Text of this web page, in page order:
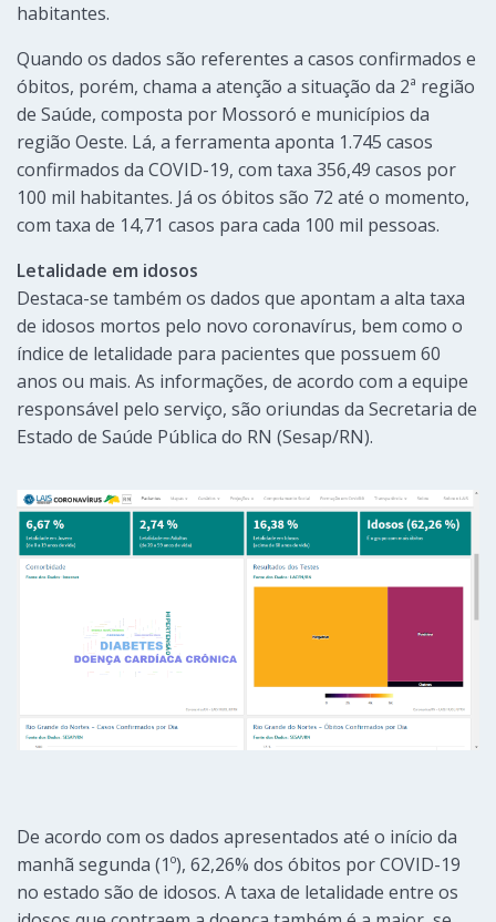
habitantes.
Quando os dados são referentes a casos confirmados e
óbitos, porém, chama a atenção a situação da 2ª região
de Saúde, composta por Mossoró e municípios da
região Oeste. Lá, a ferramenta aponta 1.745 casos
confirmados da COVID-19, com taxa 356,49 casos por
100 mil habitantes. Já os óbitos são 72 até o momento,
com taxa de 14,71 casos para cada 100 mil pessoas.
Letalidade em idosos
Destaca-se também os dados que apontam a alta taxa
de idosos mortos pelo novo coronavírus, bem como o
índice de letalidade para pacientes que possuem 60
anos ou mais. As informações, de acordo com a equipe
responsável pelo serviço, são oriundas da Secretaria de
Estado de Saúde Pública do RN (Sesap/RN).
De acordo com os dados apresentados até o início da
manhã segunda (1º), 62,26% dos óbitos por COVID-19
no estado são de idosos. A taxa de letalidade entre os